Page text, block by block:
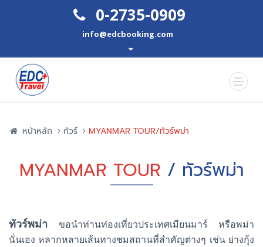
0-2735-0909
info@edcbooking.com
หน้าหลัก ทัวร์ MYANMAR TOUR/ทัวร์พม่า
MYANMAR TOUR / ทัวร์พม่า
ทัวร์พม่า ขอนำท่านท่องเที่ยวประเทศเมียนมาร์ หรือพม่า
นั่นเอง หลากหลายเส้นทางชมสถานที่สำคัญต่างๆ เช่น ย่างกุ้ง